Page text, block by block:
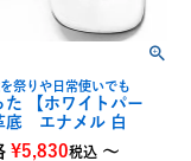
祭りや日常使いでも
た 【ホワイトパー
底 エナメル 白
¥5,830税込 〜